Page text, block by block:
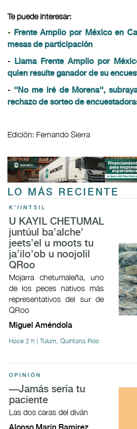
Te puede interesar:
- Frente Amplio por México en
mesas de participación
-
Llama Frente Amplio por
quien resulte ganador de su
- ''No me iré de Morena'',
rechazo de sorteo de
Edición: Fernando Sierra
LO MÁS RECIENTE
K'IINTSIL
U KAYIL CHETUMAL
juntúul ba’alche’
jeets’el u moots tu
ja’ilo’ob u noojolil
QRoo
Mojarra chetumaleña, uno
de los peces nativos más
representativos del sur de
QRoo
Miguel Améndola
Hace 2 h | Tulum, Quintana Roo
OPINIÓN
—Jamás sería tu
paciente
Las dos caras del diván